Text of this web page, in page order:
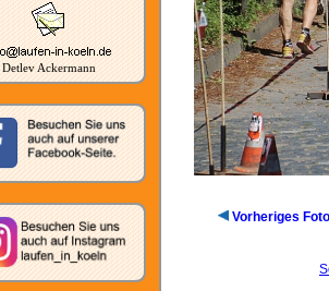
Detlev Ackermann
Vorheriges Foto